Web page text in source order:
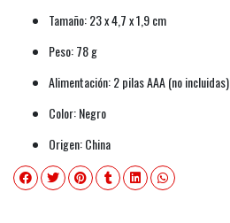
Tamaño: 23 x 4,7 x 1,9 cm
Peso: 78 g
Alimentación: 2 pilas AAA (no incluidas)
Color: Negro
Origen: China